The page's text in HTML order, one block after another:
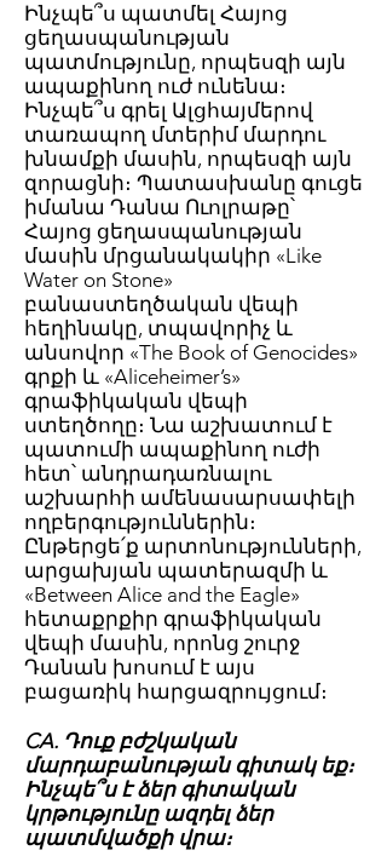
Ինչպե՞ս պատմել Հայոց
ցեղասպանության
պատմությունը, որպեսզի այն
ապաքինող ուժ ունենա։
Ինչպե՞ս գրել Ալցհայմերով
տառապող մտերիմ մարդու
խնամքի մասին, որպեսզի այն
զորացնի։ Պատասխանը գուցե
իմանա Դանա Ուոլրաթը՝
Հայոց ցեղասպանության
մասին մրցանակակիր «Like
Water on Stone»
բանաստեղծական վեպի
հեղինակը, տպավորիչ և
անսովոր «The Book of Genocides»
գրքի և «Aliceheimer’s»
գրաֆիկական վեպի
ստեղծողը։ Նա աշխատում է
պատումի ապաքինող ուժի
հետ՝ անդրադառնալու
աշխարհի ամենասարսափելի
ողբերգություններին։
Ընթերցե՛ք արտոնությունների,
արցախյան պատերազմի և
«Between Alice and the Eagle»
հետաքրքիր գրաֆիկական
վեպի մասին, որոնց շուրջ
Դանան խոսում է այս
բացառիկ հարցազրույցում։
CA. Դուք բժշկական
մարդաբանության գիտակ եք։
Ինչպե՞ս է ձեր գիտական
կրթությունը ազդել ձեր
պատմվածքի վրա։